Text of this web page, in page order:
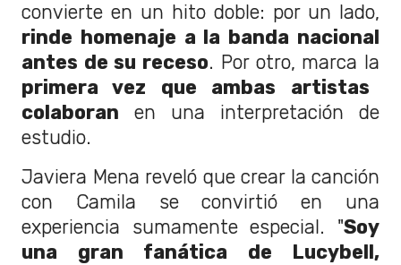
convierte en un hito doble: por un lado,
rinde homenaje a la banda nacional
antes de su receso. Por otro, marca la
primera vez que ambas artistas
colaboran en una interpretación de
estudio.
Javiera Mena reveló que crear la canción
con Camila se convirtió en una
experiencia sumamente especial. "Soy
una gran fanática de Lucybell,